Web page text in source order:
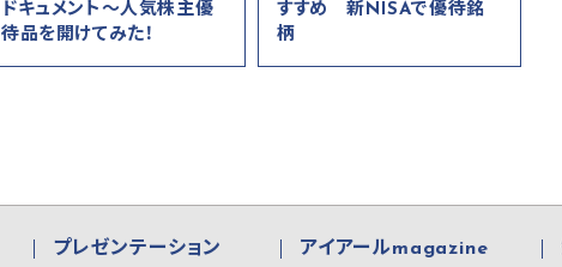
ドキュメント～人気株主優
待品を開けてみた！
すすめ 新NISAで優待銘
柄
プレゼンテーション アイアールmagazine